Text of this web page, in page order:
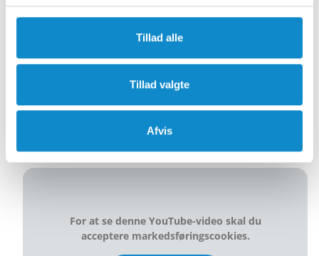
Tillad alle
Tillad valgte
Afvis
tør aske og kompost ikke klæber til båndet.
Disse løsninger hjælper dig med at spare de dyre
dine transportørinstallationer.
PVG70-brochure og produktinfo (på engelsk)
For at se denne YouTube-video skal du
acceptere markedsføringscookies.